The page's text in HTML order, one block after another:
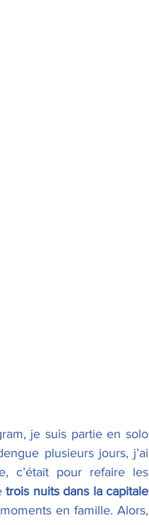
je suis partie en solo
plusieurs jours, j’ai
c’était pour refaire les
trois nuits dans la capitale
en famille. Alors,